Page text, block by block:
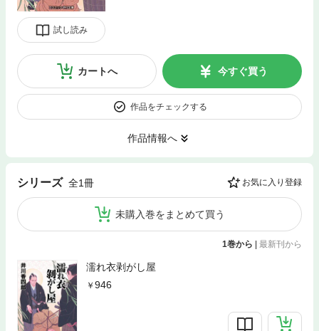
試し読み
カートへ 今すぐ買う
作品をチェックする
作品情報へ
シリーズ 全1冊 お気に入り登録
未購入巻をまとめて買う
1巻から | 最新刊から
濡れ衣剥がし屋
946